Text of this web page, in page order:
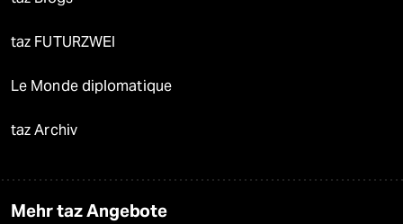
taz FUTURZWEI
Le Monde diplomatique
taz Archiv
Mehr taz Angebote